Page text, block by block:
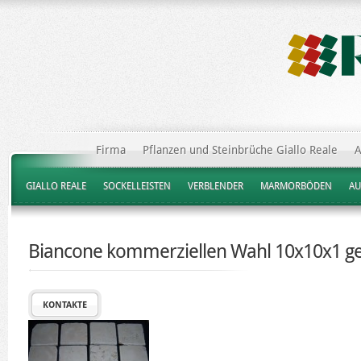
Firma Pflanzen und Steinbrüche Giallo Reale
GIALLO REALE SOCKELLEISTEN VERBLENDER MARMORBÖDEN
Biancone kommerziellen Wahl 10x10x1
KONTAKTE